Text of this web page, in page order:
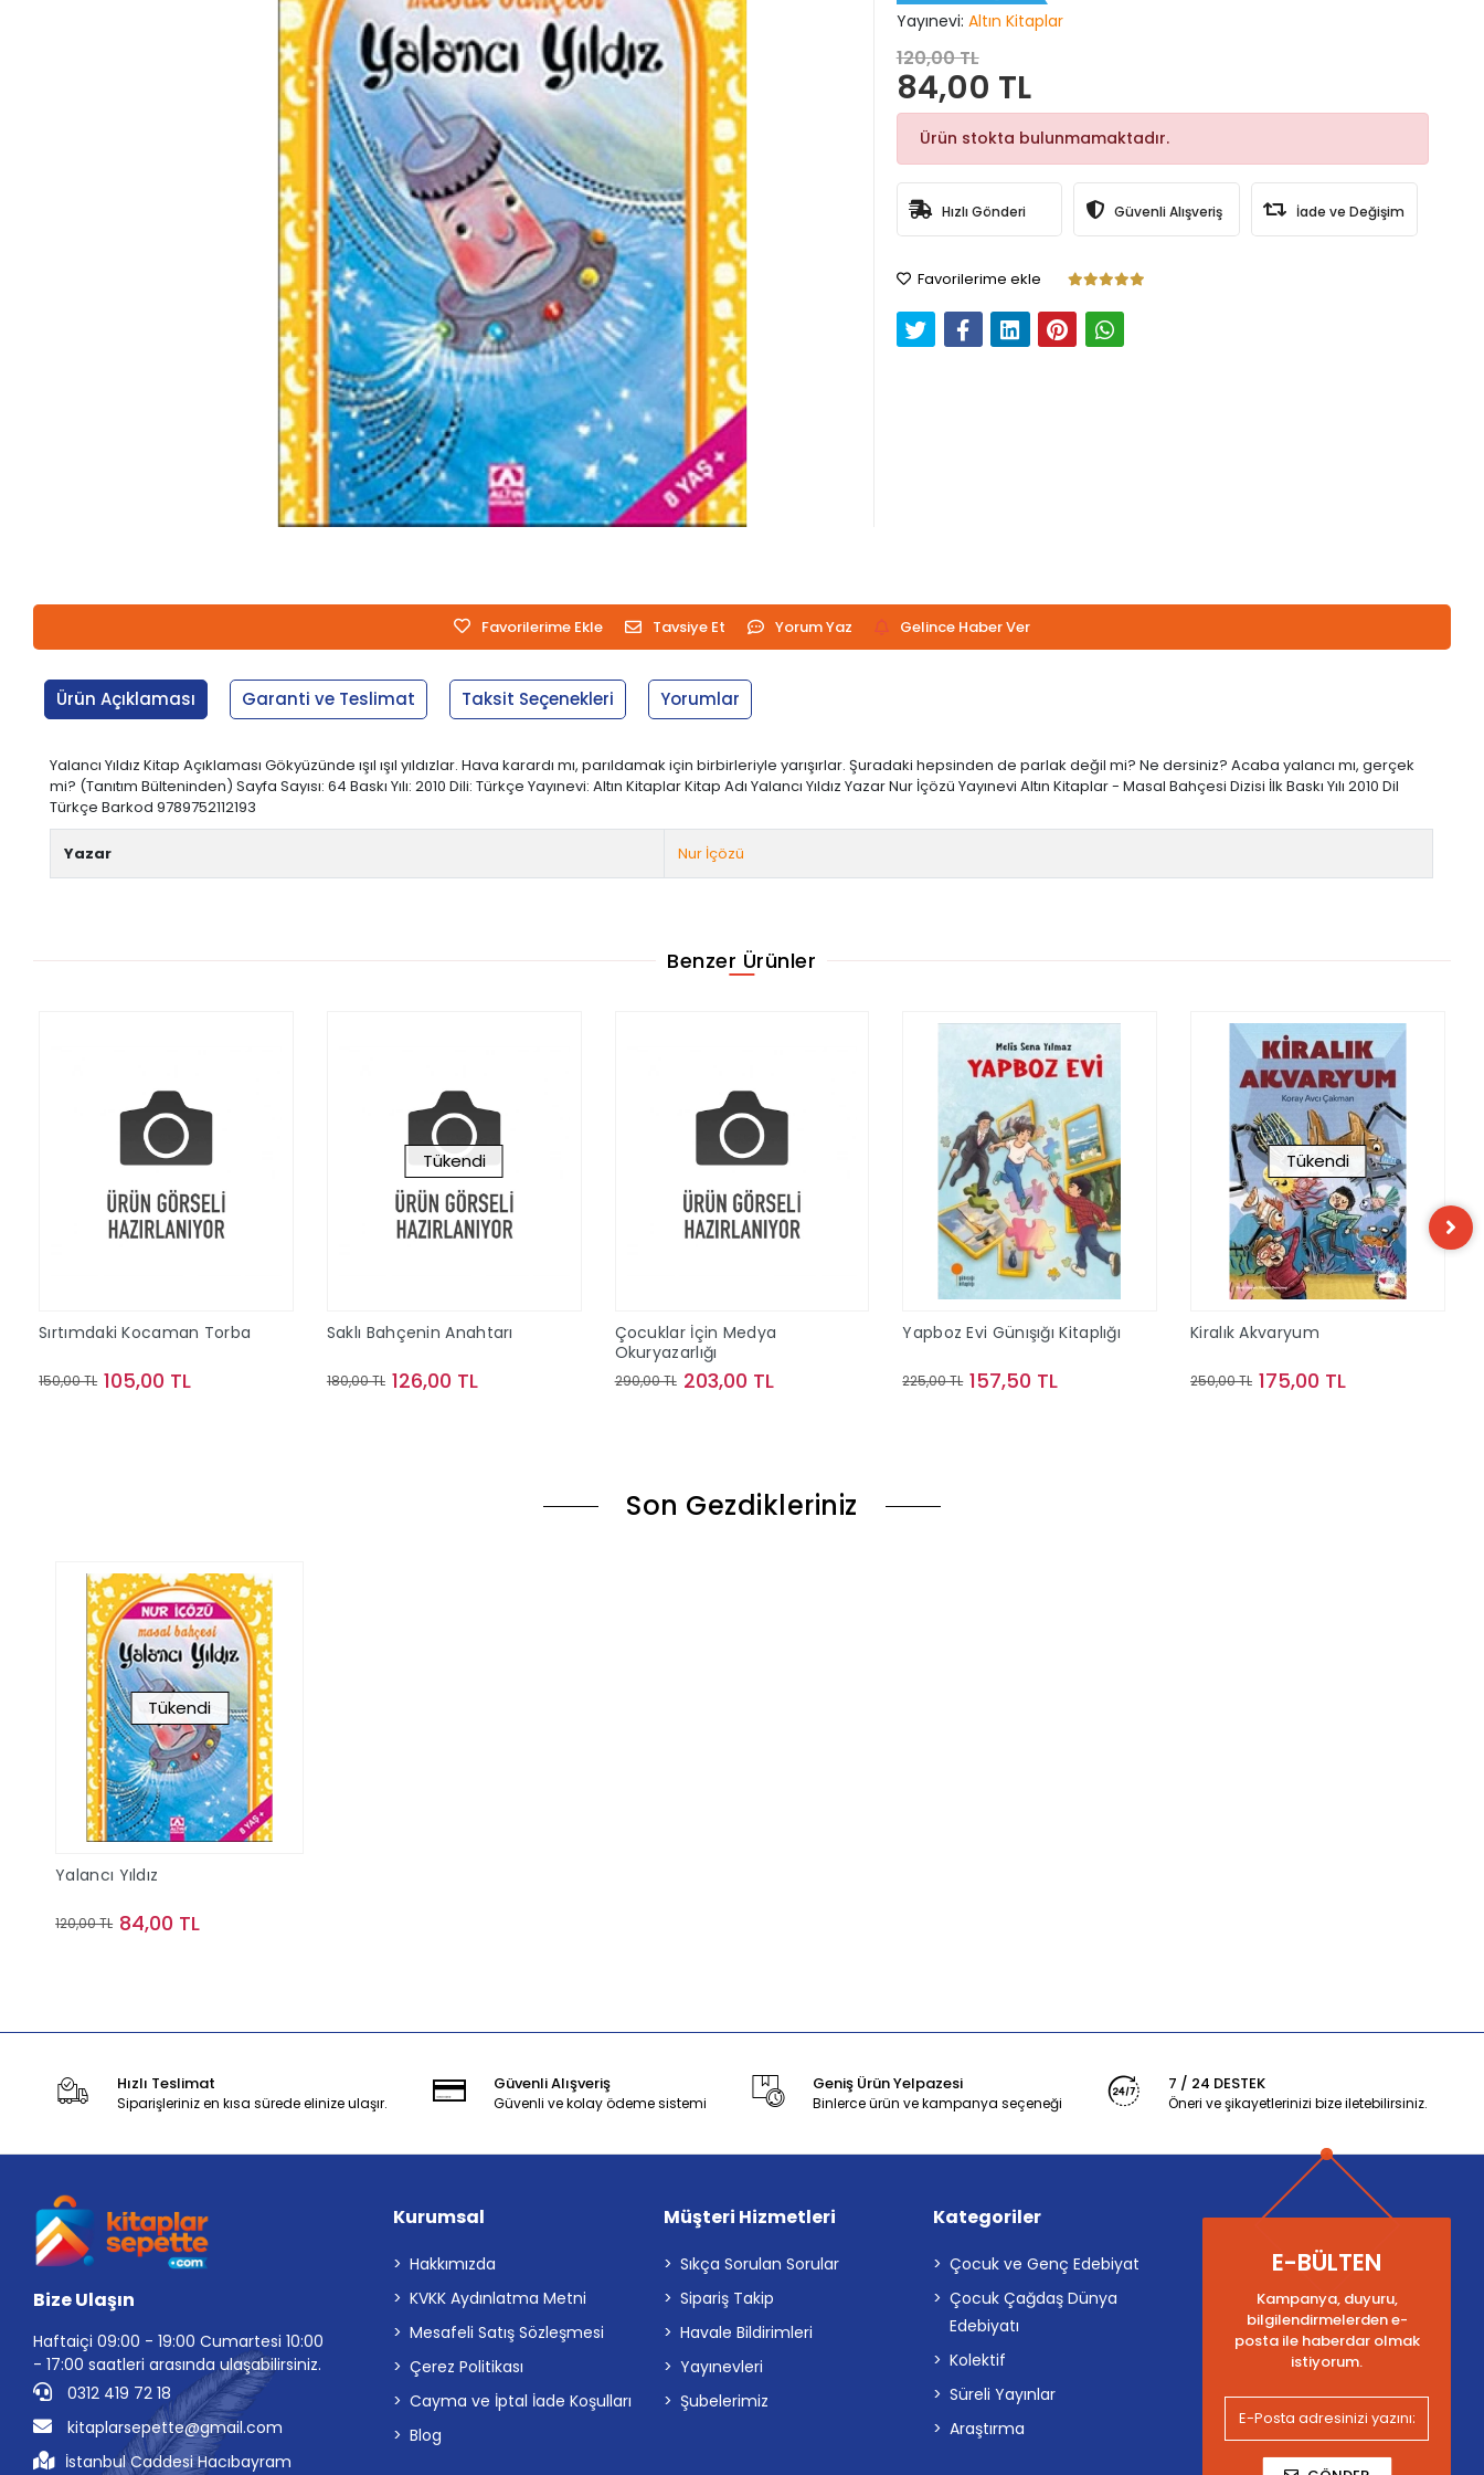
Yayınevi: Altın Kitaplar
120,00 TL
84,00 TL
Ürün stokta bulunmamaktadır.
Hızlı Gönderi Güvenli Alışveriş İade ve Değişim
Favorilerime ekle
Favorilerime Ekle Tavsiye Et Yorum Yaz Gelince Haber Ver
Ürün Açıklaması Garanti ve Teslimat Taksit Seçenekleri Yorumlar
Yalancı Yıldız Kitap Açıklaması Gökyüzünde ışıl ışıl yıldızlar. Hava karardı mı, parıldamak için birbirleriyle yarışırlar. Şuradaki hepsinden de parlak değil mi? Ne dersiniz? Acaba yalancı mı, gerçek
mi? (Tanıtım Bülteninden) Sayfa Sayısı: 64 Baskı Yılı: 2010 Dili: Türkçe Yayınevi: Altın Kitaplar Kitap Adı Yalancı Yıldız Yazar Nur İçözü Yayınevi Altın Kitaplar - Masal Bahçesi Dizisi İlk Baskı Yılı 2010 Dil
Türkçe Barkod 9789752112193
Yazar Nur İçözü
Benzer Ürünler
Sırtımdaki Kocaman Torba
150,00 TL 105,00 TL
Tükendi
Saklı Bahçenin Anahtarı
180,00 TL 126,00 TL
Çocuklar İçin Medya
Okuryazarlığı
290,00 TL 203,00 TL
Yapboz Evi Günışığı Kitaplığı
225,00 TL 157,50 TL
Tükendi
Kiralık Akvaryum
250,00 TL 175,00 TL
Son Gezdikleriniz
Tükendi
Yalancı Yıldız
120,00 TL 84,00 TL
Hızlı Teslimat
Siparişleriniz en kısa sürede elinize ulaşır.
Güvenli Alışveriş
Güvenli ve kolay ödeme sistemi
Geniş Ürün Yelpazesi
Binlerce ürün ve kampanya seçeneği
7 / 24 DESTEK
Öneri ve şikayetlerinizi bize iletebilirsiniz.
Bize Ulaşın
Haftaiçi 09:00 - 19:00 Cumartesi 10:00
- 17:00 saatleri arasında ulaşabilirsiniz.
0312 419 72 18
kitaplarsepette@gmail.com
İstanbul Caddesi Hacıbayram
Kurumsal
Hakkımızda
KVKK Aydınlatma Metni
Mesafeli Satış Sözleşmesi
Çerez Politikası
Cayma ve İptal İade Koşulları
Blog
Müşteri Hizmetleri
Sıkça Sorulan Sorular
Sipariş Takip
Havale Bildirimleri
Yayınevleri
Şubelerimiz
Kategoriler
Çocuk ve Genç Edebiyat
Çocuk Çağdaş Dünya
Edebiyatı
Kolektif
Süreli Yayınlar
Araştırma
E-BÜLTEN
Kampanya, duyuru,
bilgilendirmelerden e-
posta ile haberdar olmak
istiyorum.